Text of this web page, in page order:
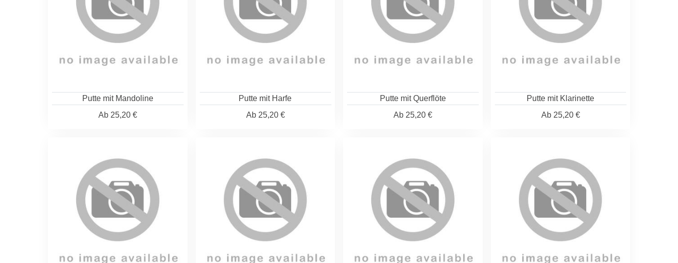
Putte mit Mandoline
Ab25,20 €
Putte mit Harfe
Ab25,20 €
Putte mit Querflöte
Ab25,20 €
Putte mit Klarinette
Ab25,20 €